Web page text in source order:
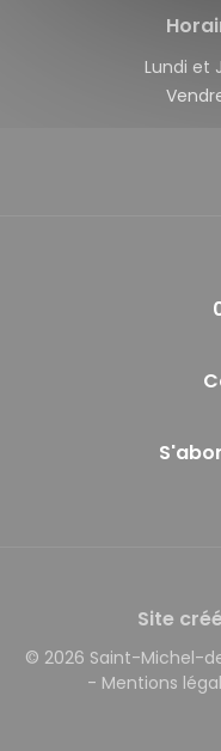
Lundi et
Site
© 2026 Saint-Michel-
- Mentions